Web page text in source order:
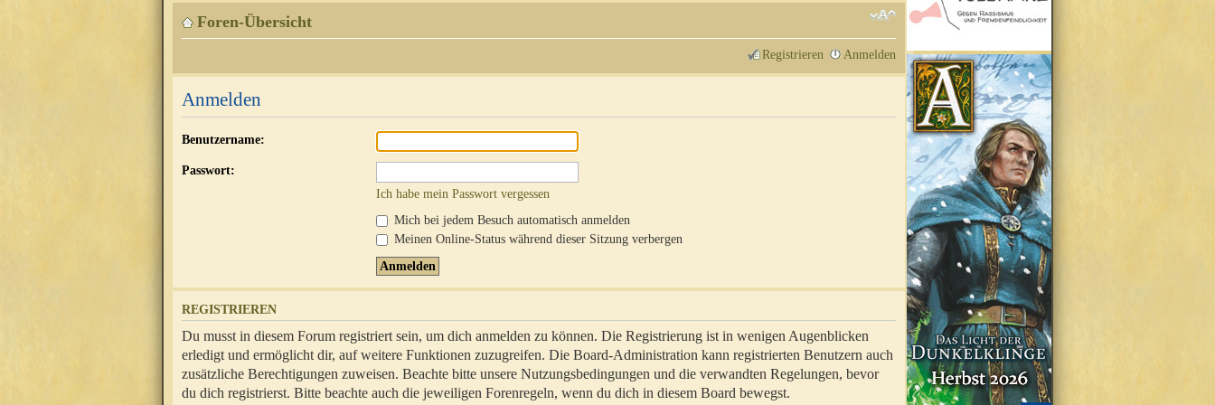
Foren-Übersicht
Registrieren Anmelden
Anmelden
Benutzername:
Passwort:
Ich habe mein Passwort vergessen
Mich bei jedem Besuch automatisch anmelden
Meinen Online-Status während dieser Sitzung verbergen
REGISTRIEREN
Du musst in diesem Forum registriert sein, um dich anmelden zu können. Die Registrierung ist in wenigen Augenblicken
erledigt und ermöglicht dir, auf weitere Funktionen zuzugreifen. Die Board-Administration kann registrierten Benutzern auch
zusätzliche Berechtigungen zuweisen. Beachte bitte unsere Nutzungsbedingungen und die verwandten Regelungen, bevor
du dich registrierst. Bitte beachte auch die jeweiligen Forenregeln, wenn du dich in diesem Board bewegst.